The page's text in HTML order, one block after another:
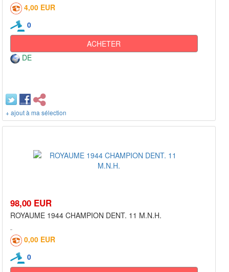
4,00 EUR
0
ACHETER
DE
+ ajout à ma sélection
98,00 EUR
ROYAUME 1944 CHAMPION DENT. 11 M.N.H.
0,00 EUR
0